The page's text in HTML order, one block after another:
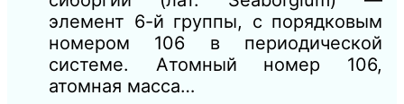
элемент 6-й группы, с порядковым
номером 106 в периодической
системе. Атомный номер 106,
атомная масса…